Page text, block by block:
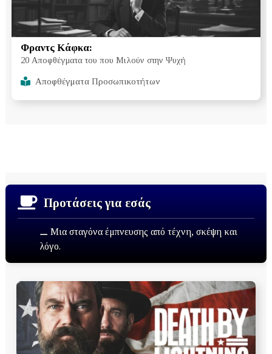
Φραντς Κάφκα:
20 Αποφθέγματα του που Μιλούν στην Ψυχή
Αποφθέγματα Προσωπικοτήτων
Προτάσεις για εσάς
⚊ Μια σταγόνα έμπνευσης από τέχνη, σκέψη και
λόγο.